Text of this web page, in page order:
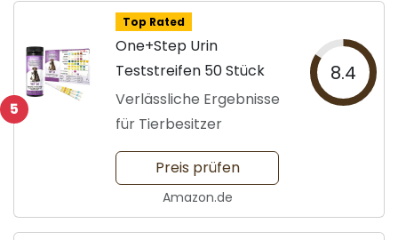
5
Top Rated
One+Step Urin
Teststreifen 50 Stück
Verlässliche Ergebnisse
für Tierbesitzer
8.4
Preis prüfen
Amazon.de